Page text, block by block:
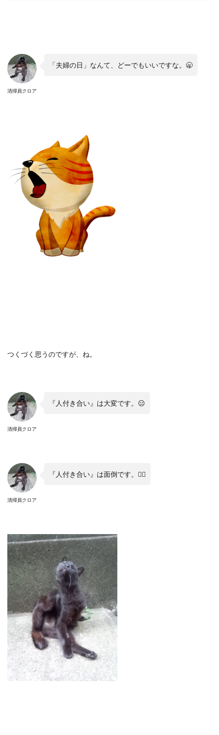
清掃員クロア
「夫婦の日」なんて、どーでもいいですな。🥱
つくづく思うのですが、ね。
清掃員クロア
『人付き合い』は大変です。😑
清掃員クロア
『人付き合い』は面倒です。😮‍💨